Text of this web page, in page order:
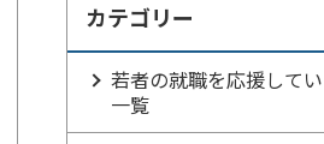
カテゴリー
若者の就職を応援して
一覧